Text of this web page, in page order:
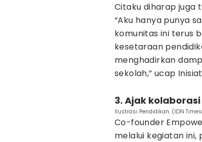
Citaku diharap juga
“Aku hanya punya
komunitas ini terus
kesetaraan
menghadirkan
sekolah,” ucap
3. Ajak
Ilustrasi Pendidikan. (IDN
Co-founder
melalui kegiatan ini,